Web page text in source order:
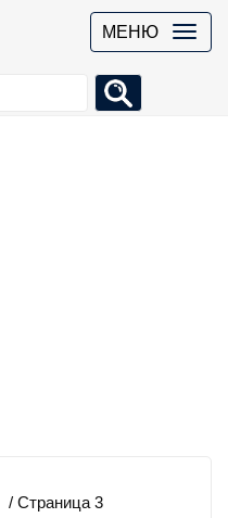
МЕНЮ
/ Страница 3